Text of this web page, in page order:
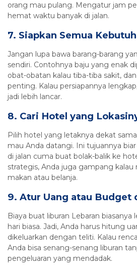
orang mau pulang. Mengatur jam
hemat waktu banyak di jalan.
7. Siapkan Semua
Jangan lupa bawa barang-barang
sendiri. Contohnya baju yang enak
obat-obatan kalau tiba-tiba sakit,
penting. Kalau persiapannya
jadi lebih lancar.
8. Cari Hotel yang
Pilih hotel yang letaknya dekat
mau Anda datangi. Ini tujuannya
di jalan cuma buat bolak-balik ke
strategis, Anda juga gampang
makan atau belanja.
9. Atur Uang atau Budget
Biaya buat liburan Lebaran biasanya
hari biasa. Jadi, Anda harus hitung
dikeluarkan dengan teliti. Kalau
Anda bisa senang-senang liburan
pengeluaran yang mendadak.